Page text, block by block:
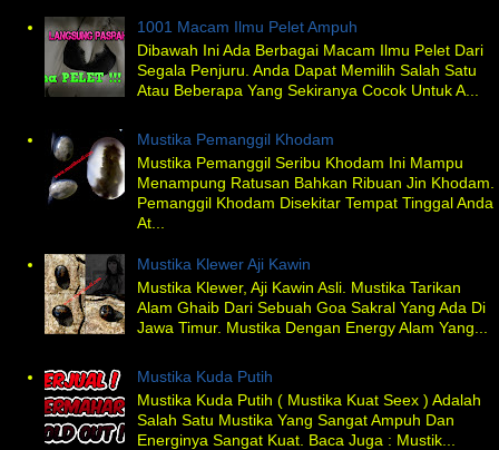
1001 Macam Ilmu Pelet Ampuh
Dibawah Ini Ada Berbagai Macam Ilmu Pelet Dari
Segala Penjuru. Anda Dapat Memilih Salah Satu
Atau Beberapa Yang Sekiranya Cocok Untuk A...
Mustika Pemanggil Khodam
Mustika Pemanggil Seribu Khodam Ini Mampu
Menampung Ratusan Bahkan Ribuan Jin Khodam.
Pemanggil Khodam Disekitar Tempat Tinggal Anda
At...
Mustika Klewer Aji Kawin
Mustika Klewer, Aji Kawin Asli. Mustika Tarikan
Alam Ghaib Dari Sebuah Goa Sakral Yang Ada Di
Jawa Timur. Mustika Dengan Energy Alam Yang...
Mustika Kuda Putih
Mustika Kuda Putih ( Mustika Kuat Seex ) Adalah
Salah Satu Mustika Yang Sangat Ampuh Dan
Energinya Sangat Kuat. Baca Juga : Mustik...